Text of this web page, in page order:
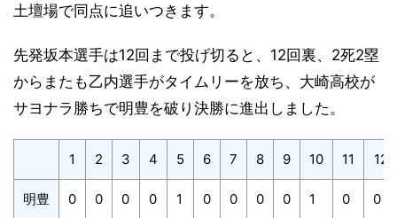
土壇場で同点に追いつきます。
先発坂本選手は12回まで投げ切ると、12回裏、2死2塁
からまたも乙内選手がタイムリーを放ち、大崎高校が
サヨナラ勝ちで明豊を破り決勝に進出しました。
1 2 3 4 5 6 7 8 9 10 11 12
明豊 0 0 0 0 1 0 0 0 0 1 0 0